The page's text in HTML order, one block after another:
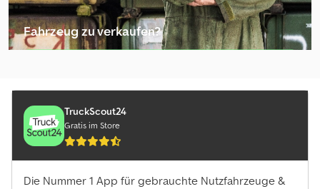
Fahrzeug zu verkaufen?
TruckScout24
Gratis im Store
Die Nummer 1 App für gebrauchte Nutzfahrzeuge &